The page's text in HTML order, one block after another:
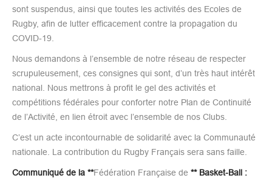
sont suspendus, ainsi que toutes les activités des Ecoles de
Rugby, afin de lutter efficacement contre la propagation du
COVID-19.
Nous demandons à l’ensemble de notre réseau de respecter
scrupuleusement, ces consignes qui sont, d’un très haut intérêt
national. Nous mettrons à profit le gel des activités et
compétitions fédérales pour conforter notre Plan de Continuité
de l’Activité, en lien étroit avec l’ensemble de nos Clubs.
C’est un acte incontournable de solidarité avec la Communauté
nationale. La contribution du Rugby Français sera sans faille.
Communiqué de la **Fédération Française de ** Basket-Ball :